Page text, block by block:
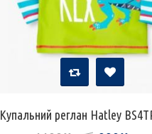
Купальний реглан Hatley